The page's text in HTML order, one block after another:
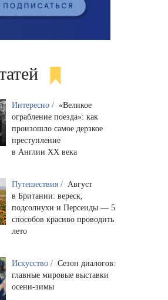
Интересно / «Великое
ограбление поезда»: как
произошло самое дерзкое
преступление
в Англии XX века
Путешествия / Август
в Британии: вереск,
подсолнухи и Персеиды — 5
способов красиво проводить
лето
Искусство / Сезон диалогов:
главные мировые выставки
осени-зимы